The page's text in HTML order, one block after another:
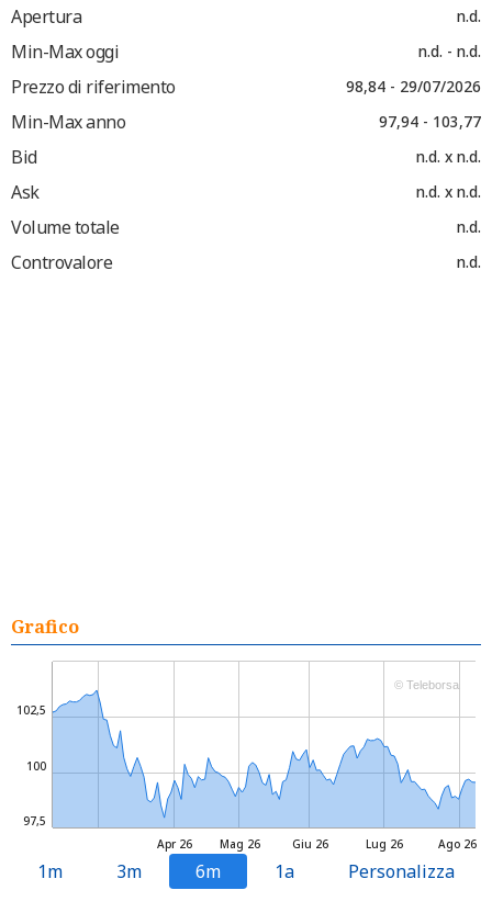
Apertura
n.d.
Min-Max oggi n.d. - n.d.
Prezzo di riferimento 98,84 - 29/07/2026
Min-Max anno 97,94 - 103,77
Bid n.d. x n.d.
Ask n.d. x n.d.
Volume totale n.d.
Controvalore n.d.
Grafico
Mag 26 Lug 26
Apr 26 Giu 26 Ago 26
97,5
100
102,5
© Teleborsa
1m 3m 6m 1a Personalizza